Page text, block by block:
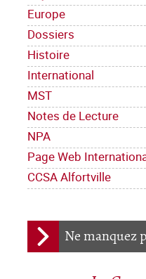
Europe
Dossiers
Histoire
International
MST
Notes de Lecture
NPA
Page Web
CCSA Alfortville
Ne manquez